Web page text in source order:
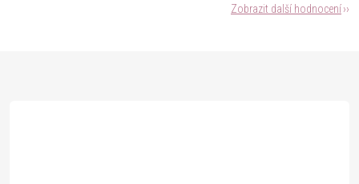
Zobrazit další hodnocení